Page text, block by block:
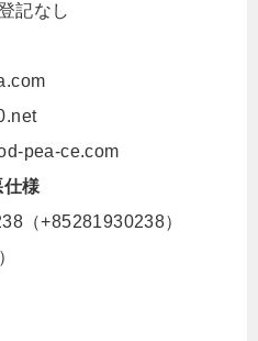
記なし
pea-ce.com
様
（+85281930238）